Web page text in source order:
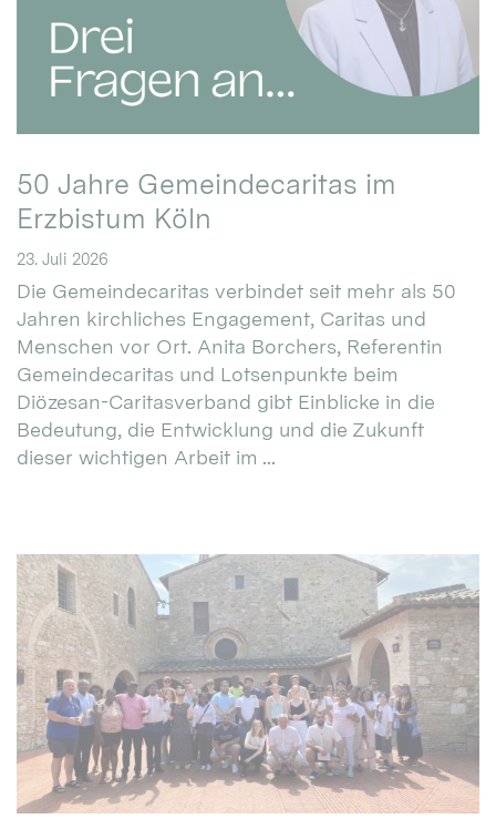
50 Jahre Gemeindecaritas im
Erzbistum Köln
23. Juli 2026
Die Gemeindecaritas verbindet seit mehr als 50
Jahren kirchliches Engagement, Caritas und
Menschen vor Ort. Anita Borchers, Referentin
Gemeindecaritas und Lotsenpunkte beim
Diözesan-Caritasverband gibt Einblicke in die
Bedeutung, die Entwicklung und die Zukunft
dieser wichtigen Arbeit im ...